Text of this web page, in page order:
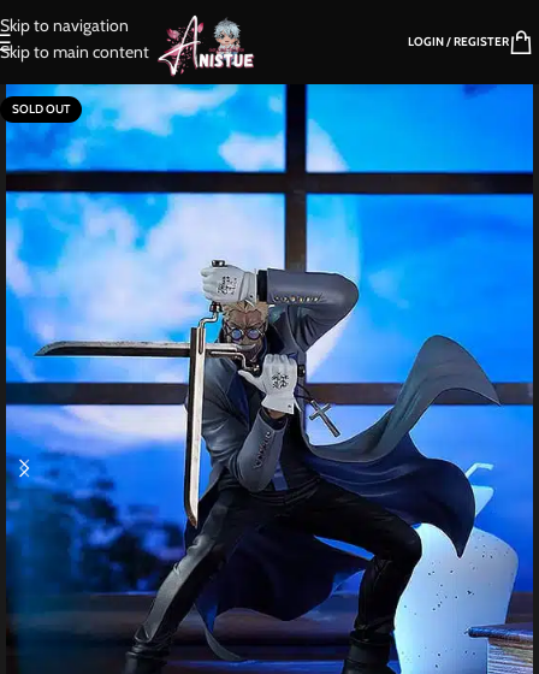
Skip to navigation
Skip to main content
LOGIN / REGISTER
SOLD OUT